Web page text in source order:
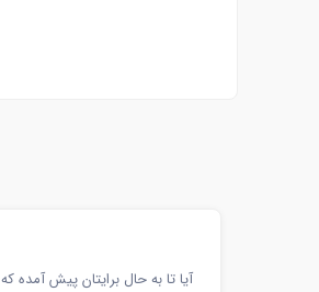
آیا تا به حال برایتان پیش